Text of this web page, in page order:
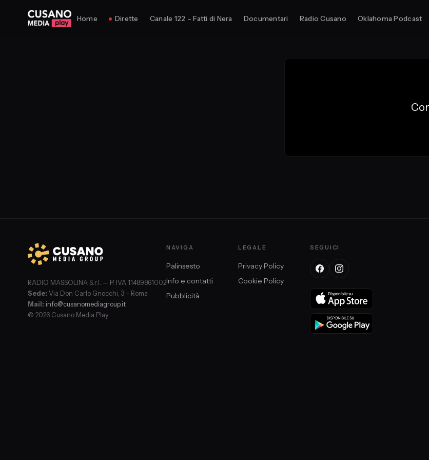
Home Dirette Canale 122 – Fatti di Nera Documentari Radio Cusano Oklahoma Podcast
RADIO MASSOLINA S.r.l. — P. IVA 11489861002
Sede: Via Don Carlo Gnocchi, 3 – Roma
Mail: info@cusanomediagroup.it
© 2026 Cusano Media Play
NAVIGA
Palinsesto
Info e contatti
Pubblicità
LEGALE
Privacy Policy
Cookie Policy
SEGUICI